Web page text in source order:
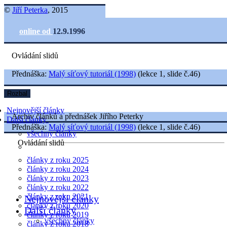
© Jiří Peterka, 2015
online od 12.9.1996
Ovládání slidů
Nejnovější články
Další články
všechny články
články z roku 2025
články z roku 2024
články z roku 2023
články z roku 2022
články z roku 2021
články z roku 2020
články z roku 2019
články z roku 2018
Přednáška: Malý síťový tutoriál (1998) (lekce 1, slide č.46)
Rozbal
Archiv článků a přednášek Jiřího Peterky
Přednáška: Malý síťový tutoriál (1998) (lekce 1, slide č.46)
Ovládání slidů
Nejnovější články
Další články
všechny články